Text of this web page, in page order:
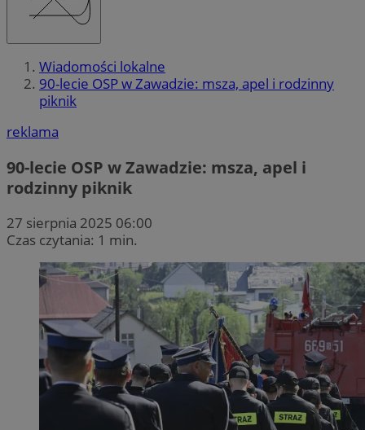
Wiadomości lokalne
90-lecie OSP w Zawadzie: msza, apel i rodzinny
piknik
reklama
90-lecie OSP w Zawadzie: msza, apel i
rodzinny piknik
27 sierpnia 2025 06:00
Czas czytania: 1 min.